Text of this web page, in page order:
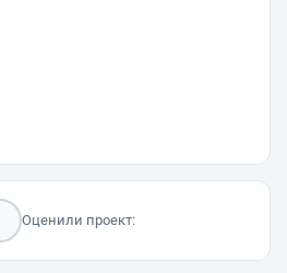
Оценили проект: